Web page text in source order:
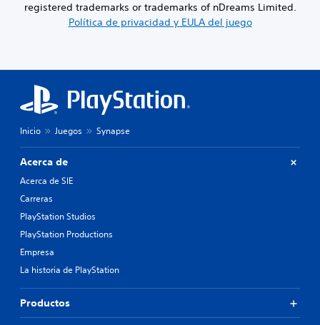
registered trademarks or trademarks of nDreams Limited.
Política de privacidad y EULA del juego
Inicio Juegos Synapse
Acerca de
Acerca de SIE
Carreras
PlayStation Studios
PlayStation Productions
Empresa
La historia de PlayStation
Productos